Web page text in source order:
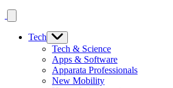
Tech
Tech & Science
Apps & Software
Apparata Professionals
New Mobility